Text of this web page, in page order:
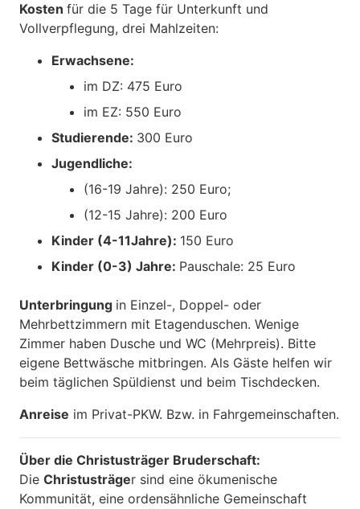
Kosten für die 5 Tage für Unterkunft und
Vollverpflegung, drei Mahlzeiten:
Erwachsene:
im DZ: 475 Euro
im EZ: 550 Euro
Studierende: 300 Euro
Jugendliche:
(16-19 Jahre): 250 Euro;
(12-15 Jahre): 200 Euro
Kinder (4-11Jahre): 150 Euro
Kinder (0-3) Jahre: Pauschale: 25 Euro
Unterbringung in Einzel-, Doppel- oder
Mehrbettzimmern mit Etagenduschen. Wenige
Zimmer haben Dusche und WC (Mehrpreis). Bitte
eigene Bettwäsche mitbringen. Als Gäste helfen wir
beim täglichen Spüldienst und beim Tischdecken.
Anreise im Privat-PKW. Bzw. in Fahrgemeinschaften.
Über die Christusträger Bruderschaft:
Die Christusträger sind eine ökumenische
Kommunität, eine ordensähnliche Gemeinschaft